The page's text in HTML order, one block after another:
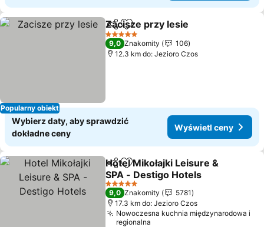
Popularny obiekt
Udostępnij
Dodaj do ulubionych
Zacisze przy lesie
5 Kategoria
9,0 Znakomity
106
12.3 km do: Jezioro Czos
Wybierz daty, aby sprawdzić
dokładne ceny
Wyświetl ceny
Udostępnij
Dodaj do ulubionych
Hotel Mikołajki Leisure &
SPA - Destigo Hotels
5 Kategoria
9,0 Znakomity
5781
17.3 km do: Jezioro Czos
Nowoczesna kuchnia międzynarodowa i
regionalna